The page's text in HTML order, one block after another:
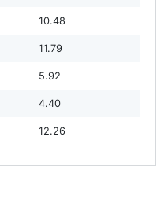
10.48
11.79
5.92
4.40
12.26